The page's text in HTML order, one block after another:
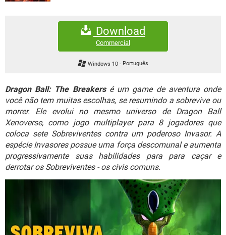
EXCEL
GMAIL
FACEBOOK
EXCEL
GMAIL
WHATSAPP
INSTAGRAM GMAIL
GUIA DE COMPRAS
Download
Commercial
Windows 10- Português
Dragon Ball: The Breakersé um game de aventura onde
você não tem muitas escolhas, se resumindo a sobrevive ou
morrer. Ele evolui no mesmo universo de Dragon Ball
Xenoverse, como jogo multiplayer para 8 jogadores que
coloca sete Sobreviventes contra um poderoso Invasor. A
espécie Invasores possue uma força descomunal e aumenta
progressivamente suas habilidades para para caçar e
derrotar os Sobreviventes - os civis comuns.